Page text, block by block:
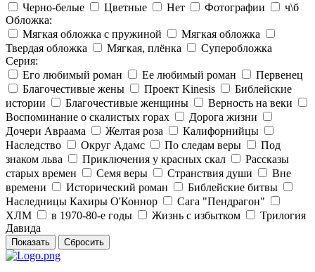
Черно-белые
Цветные Нет Фотографии
ч\б
Обложка:
Мягкая обложка с пружиной
Мягкая обложка
Твердая обложка
Мягкая, плёнка
Суперобложка
Серия:
Его любимый роман
Ее любимый роман
Первенец
Благочестивые жены
Проект Kinesis
Библейские
истории
Благочестивые женщины
Верность на веки
Воспоминание о скалистых горах
Дорога жизни
Дочери Авраама
Желтая роза
Калифорнийцы
Наследство
Округ Адамс По следам веры
Под
знаком льва
Приключения у красных скал
Рассказы
старых времен
Семя веры Странствия души
Вне
времени
Исторический роман
Библейские битвы
Наследницы Кахиры О'Коннор
Сага "Пендрагон"
ХЛМ
в 1970-80-е годы Жизнь с избытком
Трилогия
Давида